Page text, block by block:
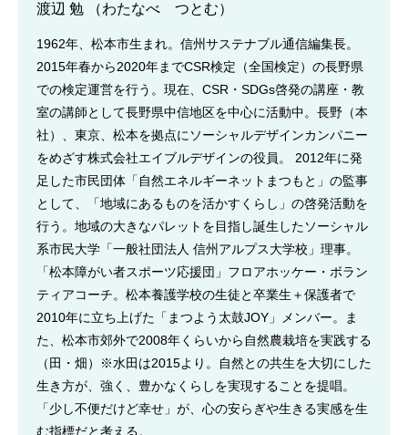
渡辺 勉 （わたなべ つとむ）
1962年、松本市生まれ。信州サステナブル通信編集長。
2015年春から2020年までCSR検定（全国検定）の長野県
での検定運営を行う。現在、CSR・SDGs啓発の講座・教
室の講師として長野県中信地区を中心に活動中。長野（本
社）、東京、松本を拠点にソーシャルデザインカンパニー
をめざす株式会社エイブルデザインの役員。 2012年に発
足した市民団体「自然エネルギーネットまつもと」の監事
として、「地域にあるものを活かすくらし」の啓発活動を
行う。地域の大きなパレットを目指し誕生したソーシャル
系市民大学「一般社団法人 信州アルプス大学校」理事。
「松本障がい者スポーツ応援団」フロアホッケー・ボラン
ティアコーチ。松本養護学校の生徒と卒業生＋保護者で
2010年に立ち上げた「まつよう太鼓JOY」メンバー。ま
た、松本市郊外で2008年くらいから自然農栽培を実践する
（田・畑）※水田は2015より。自然との共生を大切にした
生き方が、強く、豊かなくらしを実現することを提唱。
「少し不便だけど幸せ」が、心の安らぎや生きる実感を生
む指標だと考える。